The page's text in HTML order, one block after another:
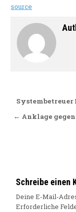
source
Systembetreuer
← Anklage
Schreibe einen
Deine E-Mail-
Erforderliche